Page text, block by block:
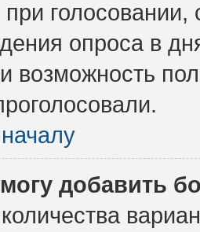
при
опроса в
возможность
добавить